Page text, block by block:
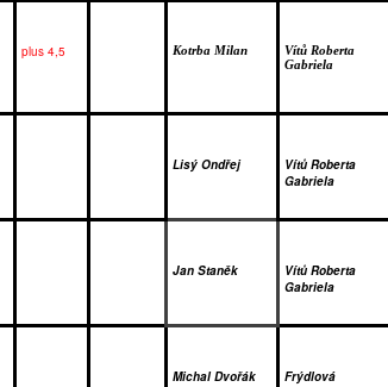
plus 4,5 Kotrba Milan
Vítů Roberta
Gabriela
Lisý Ondřej
Vítů Roberta
Gabriela
Jan Staněk
Vítů Roberta
Gabriela
Michal Dvořák
Frýdlová